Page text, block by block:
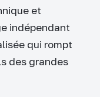
et
indépendant
qui rompt
des grandes